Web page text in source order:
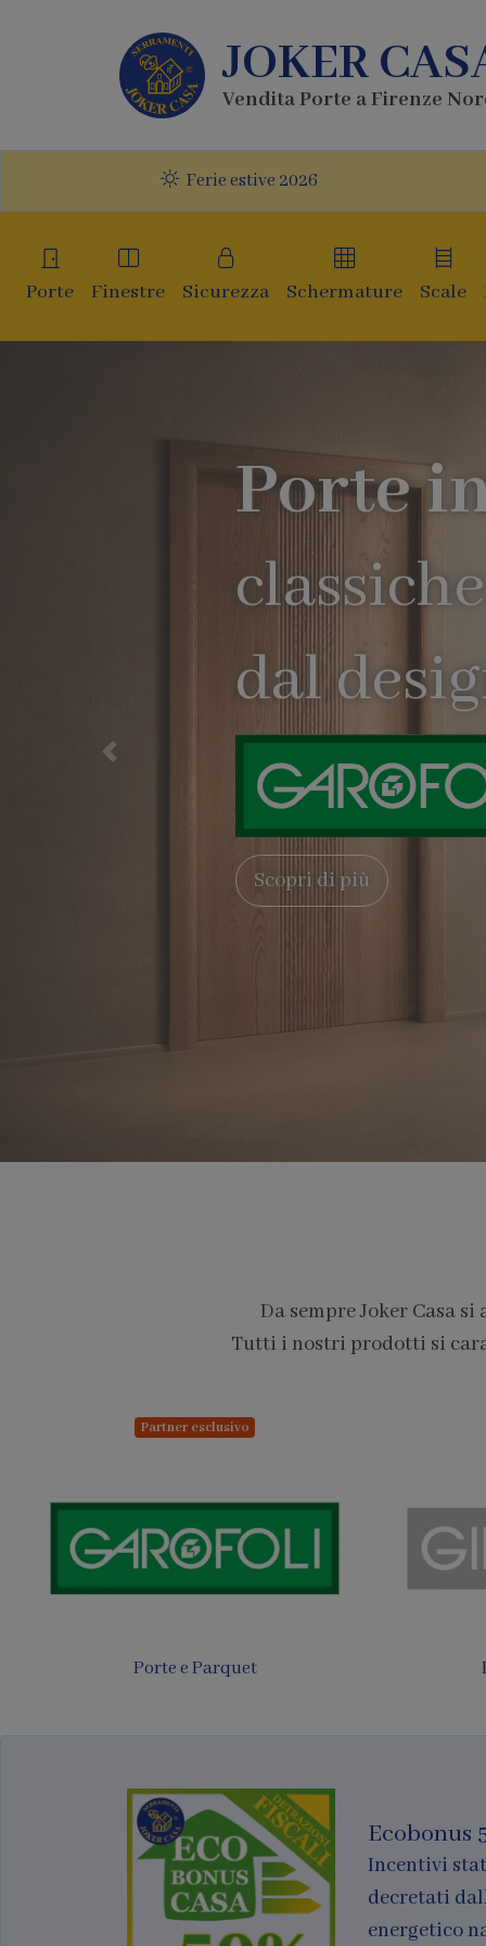
JOKER
Vendita Porte a Firenze
Ferie estive 2026
Porte Finestre Sicurezza Schermature Scale
e moderne
esclusivo
Precedente
Da sempre Joker Casa
Tutti i nostri prodotti si
PARTNER PRO
Finestre per tetti
Ecobonus
Incentivi
decretati
energetico